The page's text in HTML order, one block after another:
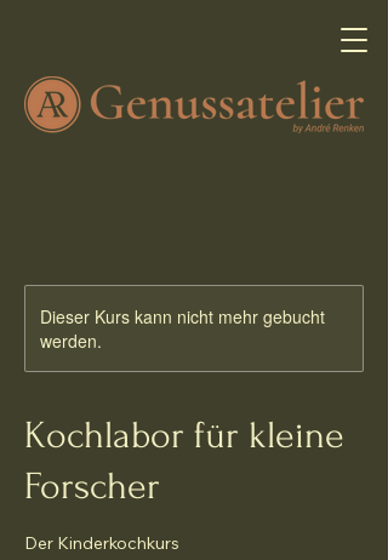
Dieser Kurs kann nicht mehr gebucht
werden.
Kochlabor für kleine
Forscher
Der Kinderkochkurs